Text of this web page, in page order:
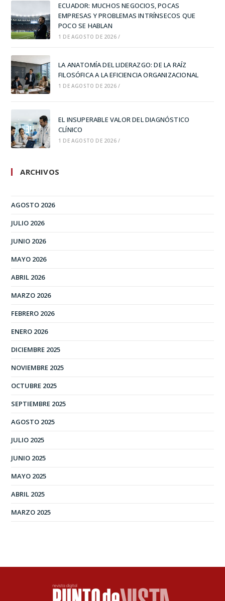
ECUADOR: MUCHOS NEGOCIOS, POCAS
EMPRESAS Y PROBLEMAS INTRÍNSECOS QUE
POCO SE HABLAN
1 DE AGOSTO DE 2026 /
LA ANATOMÍA DEL LIDERAZGO: DE LA RAÍZ
FILOSÓFICA A LA EFICIENCIA ORGANIZACIONAL
1 DE AGOSTO DE 2026 /
EL INSUPERABLE VALOR DEL DIAGNÓSTICO
CLÍNICO
1 DE AGOSTO DE 2026 /
ARCHIVOS
AGOSTO 2026
JULIO 2026
JUNIO 2026
MAYO 2026
ABRIL 2026
MARZO 2026
FEBRERO 2026
ENERO 2026
DICIEMBRE 2025
NOVIEMBRE 2025
OCTUBRE 2025
SEPTIEMBRE 2025
AGOSTO 2025
JULIO 2025
JUNIO 2025
MAYO 2025
ABRIL 2025
MARZO 2025